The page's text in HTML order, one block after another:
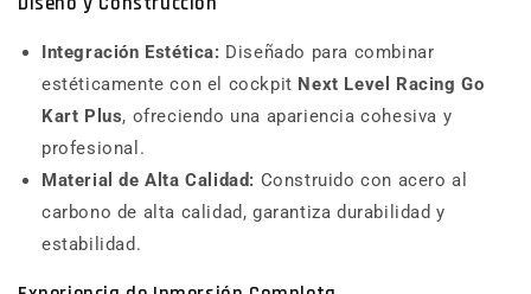
Integración Estética: Diseñado para combinar
estéticamente con el cockpit Next Level Racing Go
Kart Plus, ofreciendo una apariencia cohesiva y
profesional.
Material de Alta Calidad: Construido con acero al
carbono de alta calidad, garantiza durabilidad y
estabilidad.